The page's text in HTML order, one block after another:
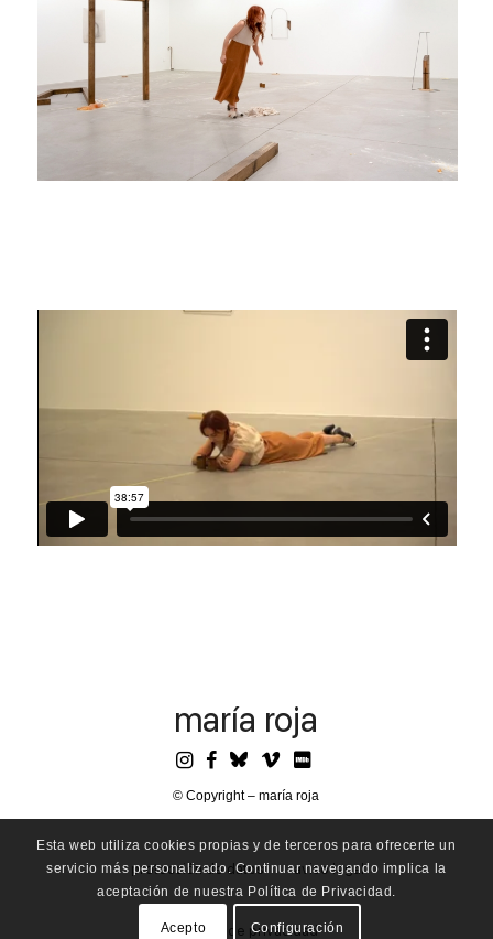
maría roja
© Copyright – maría roja
protección de datos aviso legal
política de privacidad
Esta web utiliza cookies propias y de terceros para ofrecerte un
servicio más personalizado. Continuar navegando implica la
aceptación de nuestra Política de Privacidad.
Acepto Configuración